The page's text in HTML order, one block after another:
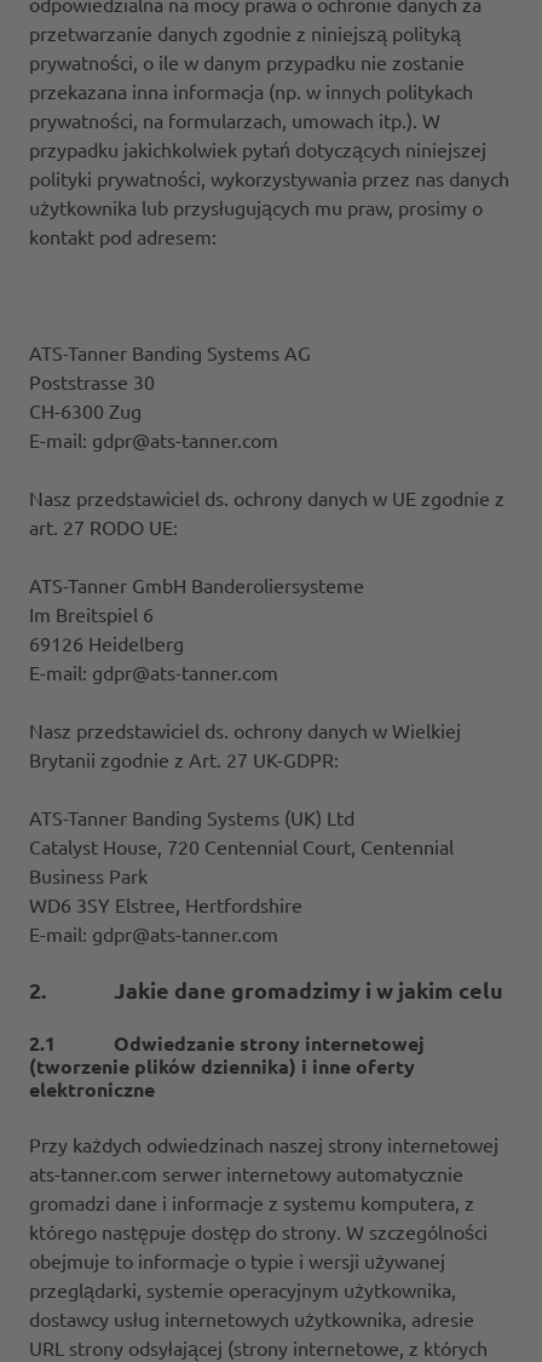
przetwarzanie danych zgodnie z niniejszą polityką
prywatności, o ile w danym przypadku nie zostanie
przekazana inna informacja (np. w innych politykach
prywatności, na formularzach, umowach itp.). W
przypadku jakichkolwiek pytań dotyczących niniejszej
polityki prywatności, wykorzystywania przez nas danych
użytkownika lub przysługujących mu praw, prosimy o
kontakt pod adresem:
ATS-Tanner Banding Systems AG
Poststrasse 30
CH-6300 Zug
E-mail: gdpr@ats-tanner.com
Nasz przedstawiciel ds. ochrony danych w UE zgodnie z
art. 27 RODO UE:
ATS-Tanner GmbH Banderoliersysteme
Im Breitspiel 6
69126 Heidelberg
E-mail: gdpr@ats-tanner.com
Nasz przedstawiciel ds. ochrony danych w Wielkiej
Brytanii zgodnie z Art. 27 UK-GDPR:
ATS-Tanner Banding Systems (UK) Ltd
Catalyst House, 720 Centennial Court, Centennial
Business Park
WD6 3SY Elstree, Hertfordshire
E-mail: gdpr@ats-tanner.com
2. Jakie dane gromadzimy i w jakim celu
2.1 Odwiedzanie strony internetowej
(tworzenie plików dziennika) i inne oferty
elektroniczne
Przy każdych odwiedzinach naszej strony internetowej
ats-tanner.com serwer internetowy automatycznie
gromadzi dane i informacje z systemu komputera, z
którego następuje dostęp do strony. W szczególności
obejmuje to informacje o typie i wersji używanej
przeglądarki, systemie operacyjnym użytkownika,
dostawcy usług internetowych użytkownika, adresie
URL strony odsyłającej (strony internetowe, z których